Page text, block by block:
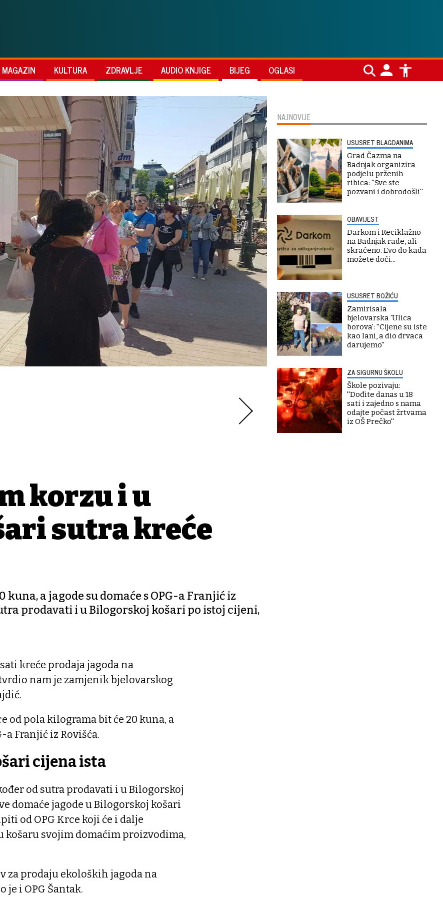
MAGAZIN KULTURA ZDRAVLJE AUDIO KNJIGE BIJEG OGLASI
korzu i u
sutra kreće
a jagode su domaće s OPG-a Franjić iz
prodavati i u Bilogorskoj košari po istoj cijeni,
kreće prodaja jagoda na
nam je zamjenik bjelovarskog
od pola kilograma bit će 20 kuna, a
a Franjić iz Rovišća.
cijena ista
od sutra prodavati i u Bilogorskoj
domaće jagode u Bilogorskoj košari
od OPG Krce koji će i dalje
svojim domaćim proizvodima,
za prodaju ekoloških jagoda na
je i OPG Šantak.
NAJNOVIJE
USUSRET BLAGDANIMA
Grad Čazma na
Badnjak organizira
podjelu prženih
ribica: ''Sve ste
pozvani i dobrodošli''
OBAVIJEST
Darkom i Reciklažno
na Badnjak rade, ali
skraćeno. Evo do kada
možete doći...
USUSRET BOŽIĆU
Zamirisala
bjelovarska 'Ulica
borova': ''Cijene su iste
kao lani, a dio drvaca
darujemo''
ZA SIGURNU ŠKOLU
Škole pozivaju:
''Dođite danas u 18
sati i zajedno s nama
odajte počast žrtvama
iz OŠ Prečko''